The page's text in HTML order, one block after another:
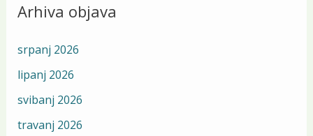
Arhiva objava
srpanj 2026
lipanj 2026
svibanj 2026
travanj 2026